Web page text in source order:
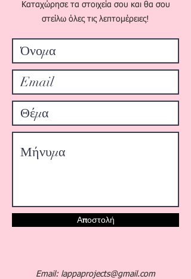
Kαταχώρησε τα στοιχεία σου και θα σου
στείλω όλες τις λεπτομέρειες!
Αποστολή
Email: lappaprojects@gmail.com